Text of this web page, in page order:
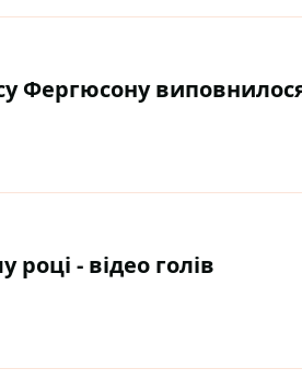
Фергюсону
- відео голів